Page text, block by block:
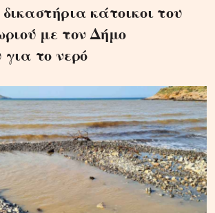
κάτοικοι του
με τον Δήμο
το νερό